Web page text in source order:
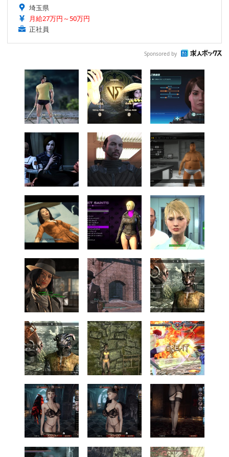
埼玉県
月給27万円～50万円
正社員
Sponsored by